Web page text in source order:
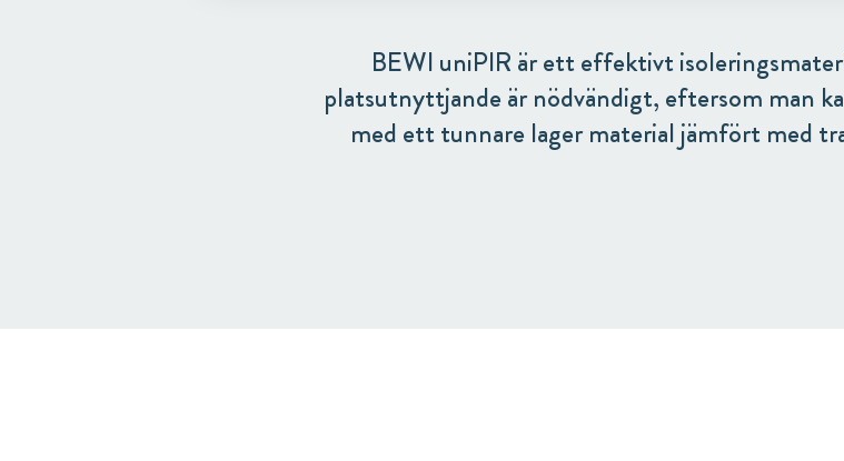
BEWI uniPIR är ett effektivt
platsutnyttjande är nödvändigt, eftersom man
med ett tunnare lager material jämfört med